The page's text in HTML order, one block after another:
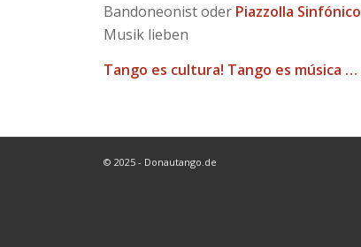
Bandoneonist oder Piazzolla Sinfónico
Musik lieben
Tango es cultura! Tango es música …
© 2025 - Donautango.de